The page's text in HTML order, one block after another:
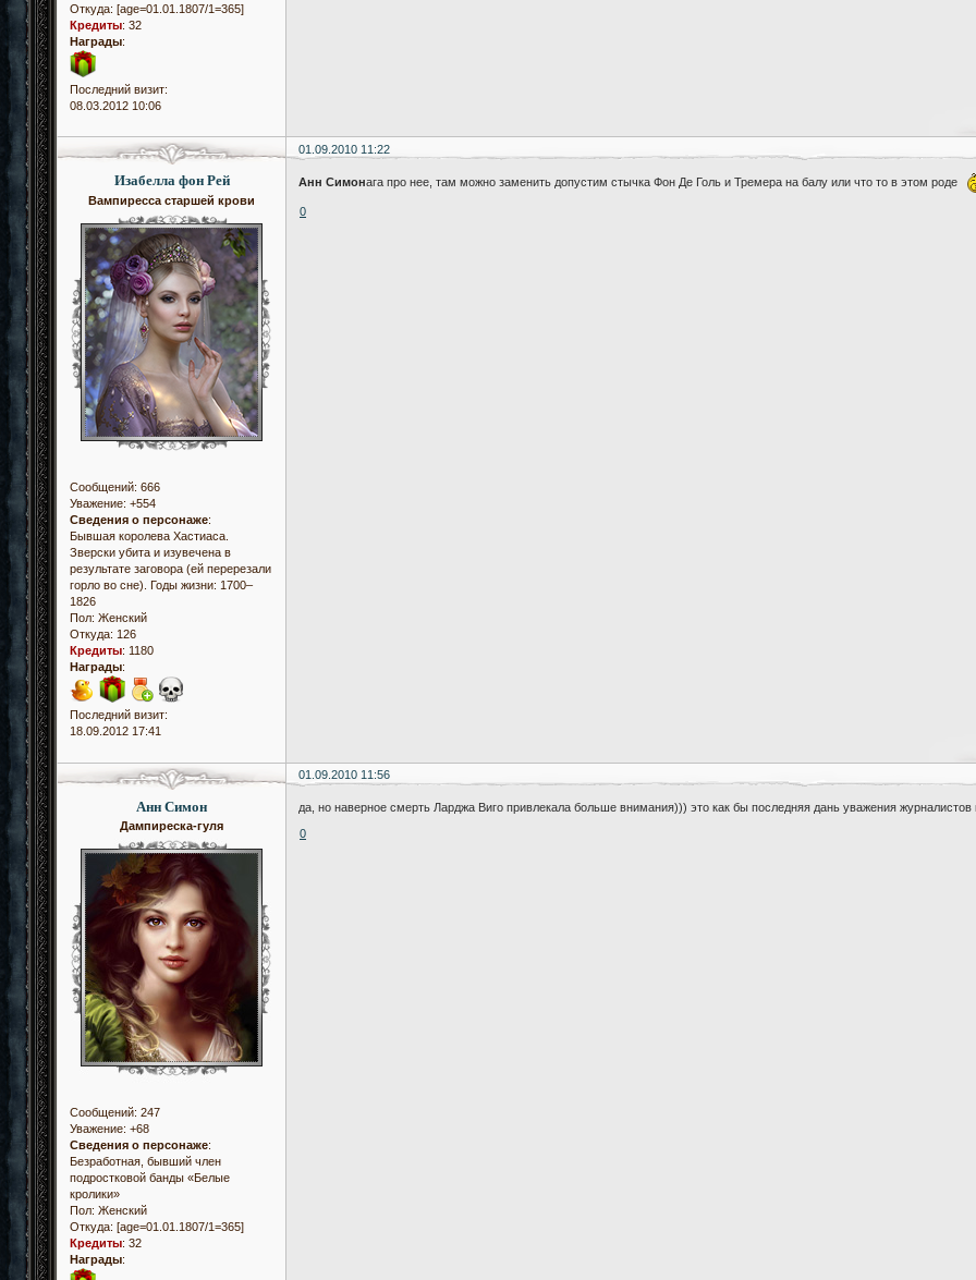
Откуда: [age=01.01.1807/1=365]
Кредиты: 32
Награды:
Последний визит:
08.03.2012 10:06
01.09.2010 11:22
Изабелла фон Рей
Вампиресса старшей крови
Сообщений: 666
Уважение: +554
Сведения о персонаже:
Бывшая королева Хастиаса.
Зверски убита и изувечена в
результате заговора (ей перерезали
горло во сне). Годы жизни: 1700–
1826
Пол: Женский
Откуда: 126
Кредиты: 1180
Награды:
Последний визит:
18.09.2012 17:41
Анн Симонага про нее, там можно заменить допустим стычка Фон Де Голь и Тремера на балу или что то в этом роде
0
01.09.2010 11:56
Анн Симон
Дампиреска-гуля
Сообщений: 247
Уважение: +68
Сведения о персонаже:
Безработная, бывший член
подростковой банды «Белые
кролики»
Пол: Женский
Откуда: [age=01.01.1807/1=365]
Кредиты: 32
Награды:
да, но наверное смерть Ларджа Виго привлекала больше внимания))) это как бы последняя дань уважения журналистов
0